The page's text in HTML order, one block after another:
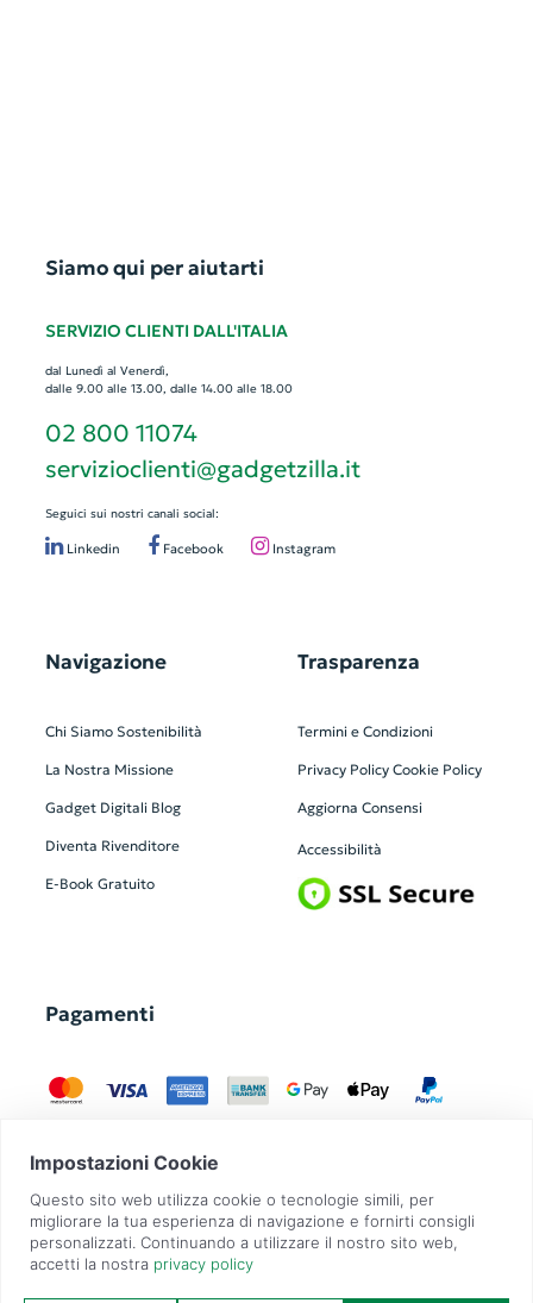
Siamo qui per aiutarti
SERVIZIO CLIENTI DALL'ITALIA
dal Lunedì al Venerdì,
dalle 9.00 alle 13.00, dalle 14.00 alle 18.00
02 800 11074
servizioclienti@gadgetzilla.it
Seguici sui nostri canali social:
Linkedin Facebook Instagram
Navigazione
Chi Siamo Sostenibilità
La Nostra Missione
Gadget Digitali Blog
Diventa Rivenditore
E-Book Gratuito
Trasparenza
Termini e Condizioni
Privacy Policy Cookie Policy
Aggiorna Consensi
Accessibilità
Pagamenti
GadgetZilla è un Brand di Overbi S.r.l.| realizzato con Contit
| © 2026 Tutti
i diritti riservati | P.IVA: 09351560967